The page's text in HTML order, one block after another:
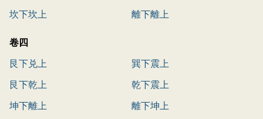
坎下坎上
離下離上
卷四
艮下兑上
巽下震上
艮下乾上
乾下震上
坤下離上
離下坤上